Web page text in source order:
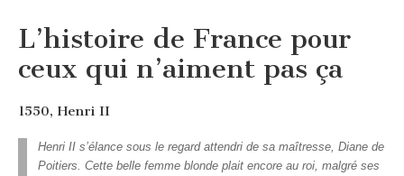
L’histoire de France pour
ceux qui n’aiment pas ça
1550, Henri II
Henri II s’élance sous le regard attendri de sa maîtresse, Diane de
Poitiers. Cette belle femme blonde plait encore au roi, malgré ses